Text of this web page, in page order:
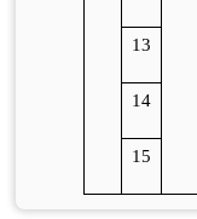
13
14
15